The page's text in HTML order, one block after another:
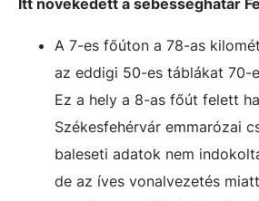
Itt növekedett a sebességhatár
A 7-es főúton a 78-as
az eddigi 50-es táblákat 70-
Ez a hely a 8-as főút felett
Székesfehérvár emmarózai
baleseti adatok nem
de az íves vonalvezetés